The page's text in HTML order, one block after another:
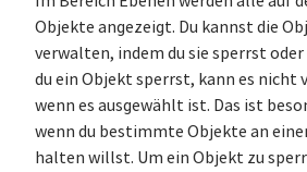
Objekte angezeigt. Du kannst die
verwalten, indem du sie sperrst
du ein Objekt sperrst, kann es nicht
wenn es ausgewählt ist. Das ist
wenn du bestimmte Objekte an
halten willst. Um ein Objekt zu